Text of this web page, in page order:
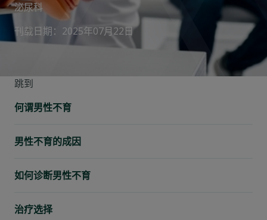
泌尿科
刊载日期：2025年07月22日
跳到
何谓男性不育
男性不育的成因
如何诊断男性不育
治疗选择